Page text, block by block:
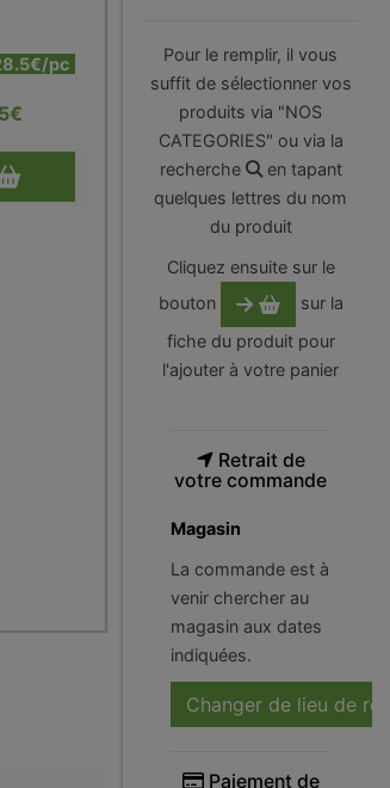
pc
€
Pour le remplir, il vous
suffit de sélectionner vos
produits via "NOS
CATEGORIES" ou via la
recherche
en tapant
quelques lettres du nom
du produit
Cliquez ensuite sur le
bouton
sur la
fiche du produit pour
l'ajouter à votre panier
Retrait de
votre commande
Magasin
La commande est à
venir chercher au
magasin aux dates
indiquées.
Changer de lieu de
Paiement de